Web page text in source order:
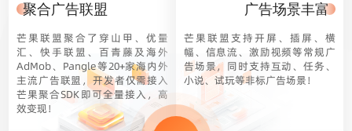
聚合广告联盟
芒果联盟聚合了穿山甲、优量
汇、快手联盟、百青藤及海外
AdMob、Pangle等20+家海内外
主流广告联盟，开发者仅需接入
芒果聚合SDK即可全量接入，高
效变现！
广告场景丰富
芒果联盟支持开屏、插屏、横
幅、信息流、激励视频等常规广
告场景，同时支持互动、任务、
小说、试玩等非标广告场景！